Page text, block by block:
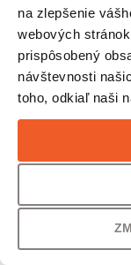
na zlepšenie
webových
prispôsobený
návštevnosti
toho, odkiaľ naši
X-BIONIC®
S
VEĽKOSŤ
130,00€
VAŠA CENA